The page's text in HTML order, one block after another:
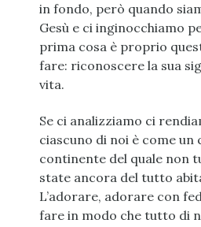
in fondo, però quando
Gesù e ci inginocchiamo
prima cosa è proprio
fare: riconoscere la sua
vita.
Se ci analizziamo ci
ciascuno di noi è come
continente del quale non
state ancora del tutto
L’adorare, adorare con
fare in modo che tutto di